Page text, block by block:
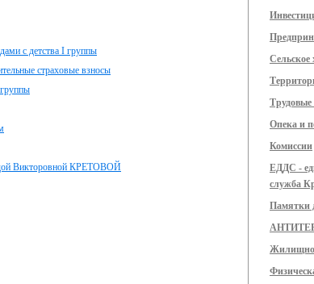
с детства I группы
страховые взносы
Викторовной КРЕТОВОЙ
Сельское
Опека и
Комиссии
ЕДДС -
служба
Памятки
Жилищно-